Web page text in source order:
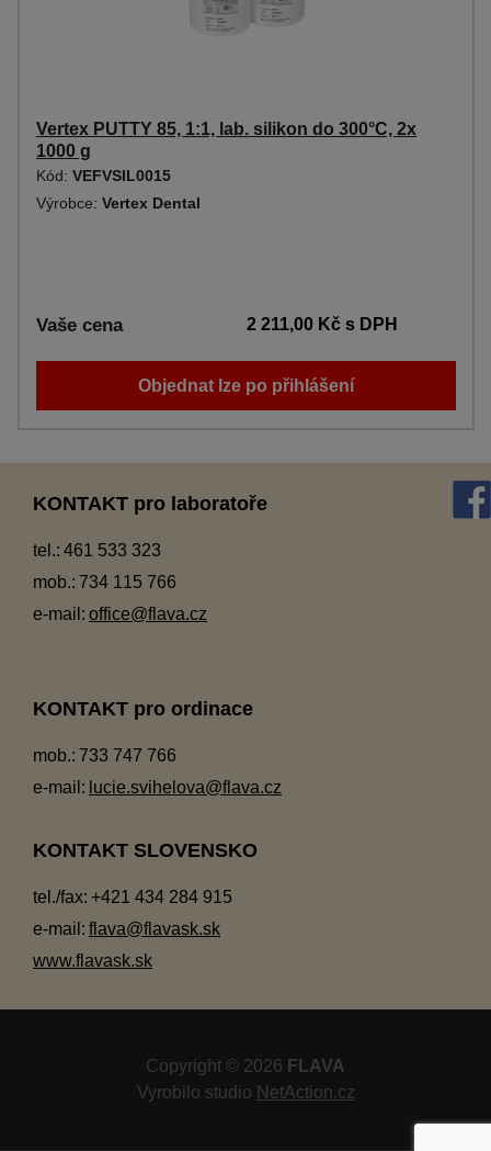
Vertex PUTTY 85, 1:1, lab. silikon do 300°C, 2x
1000 g
Kód: VEFVSIL0015
Výrobce: Vertex Dental
Vaše cena 2 211,00 Kčs DPH
Objednat lze po přihlášení
KONTAKT pro laboratoře
tel.: 461 533 323
mob.: 734 115 766
e-mail: office@flava.cz
KONTAKT pro ordinace
mob.: 733 747 766
e-mail: lucie.svihelova@flava.cz
KONTAKT SLOVENSKO
tel./fax: +421 434 284 915
e-mail: flava@flavask.sk
www.flavask.sk
Copyright © 2026 FLAVA
Vyrobilo studio NetAction.cz